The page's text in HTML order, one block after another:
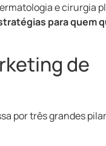
e cirurgia
para quem
de
por três grandes